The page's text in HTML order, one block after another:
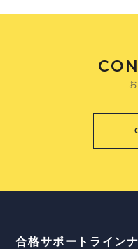
合格サポートライン